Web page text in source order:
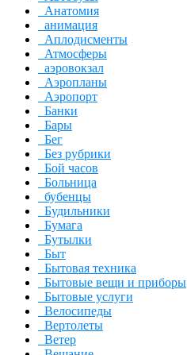
Анатомия
анимация
Аплодисменты
Атмосферы
аэровокзал
Аэропланы
Аэропорт
Банки
Бары
Бег
Без рубрики
Бой часов
Больница
бубенцы
Будильники
Бумага
Бутылки
Быт
Бытовая техника
Бытовые вещи и приборы
Бытовые услуги
Велосипеды
Вертолеты
Ветер